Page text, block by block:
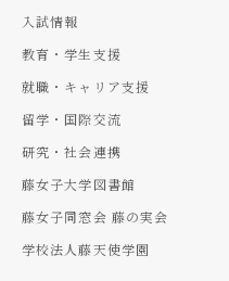
入試情報
教育・学生支援
就職・キャリア支援
留学・国際交流
研究・社会連携
藤女子大学図書館
藤女子同窓会 藤の実会
学校法人藤天使学園